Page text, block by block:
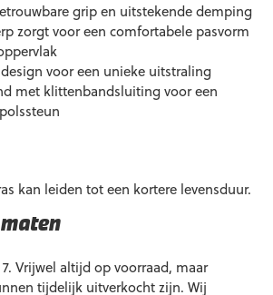
grip en uitstekende demping
zorgt voor een comfortabele pasvorm
voor een unieke uitstraling
met klittenbandsluiting voor een
kan leiden tot een kortere levensduur.
Vrijwel altijd op voorraad, maar
tijdelijk uitverkocht zijn. Wij